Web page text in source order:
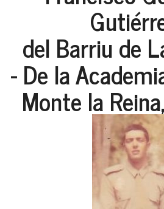
del Barriu de
- De la
Monte la